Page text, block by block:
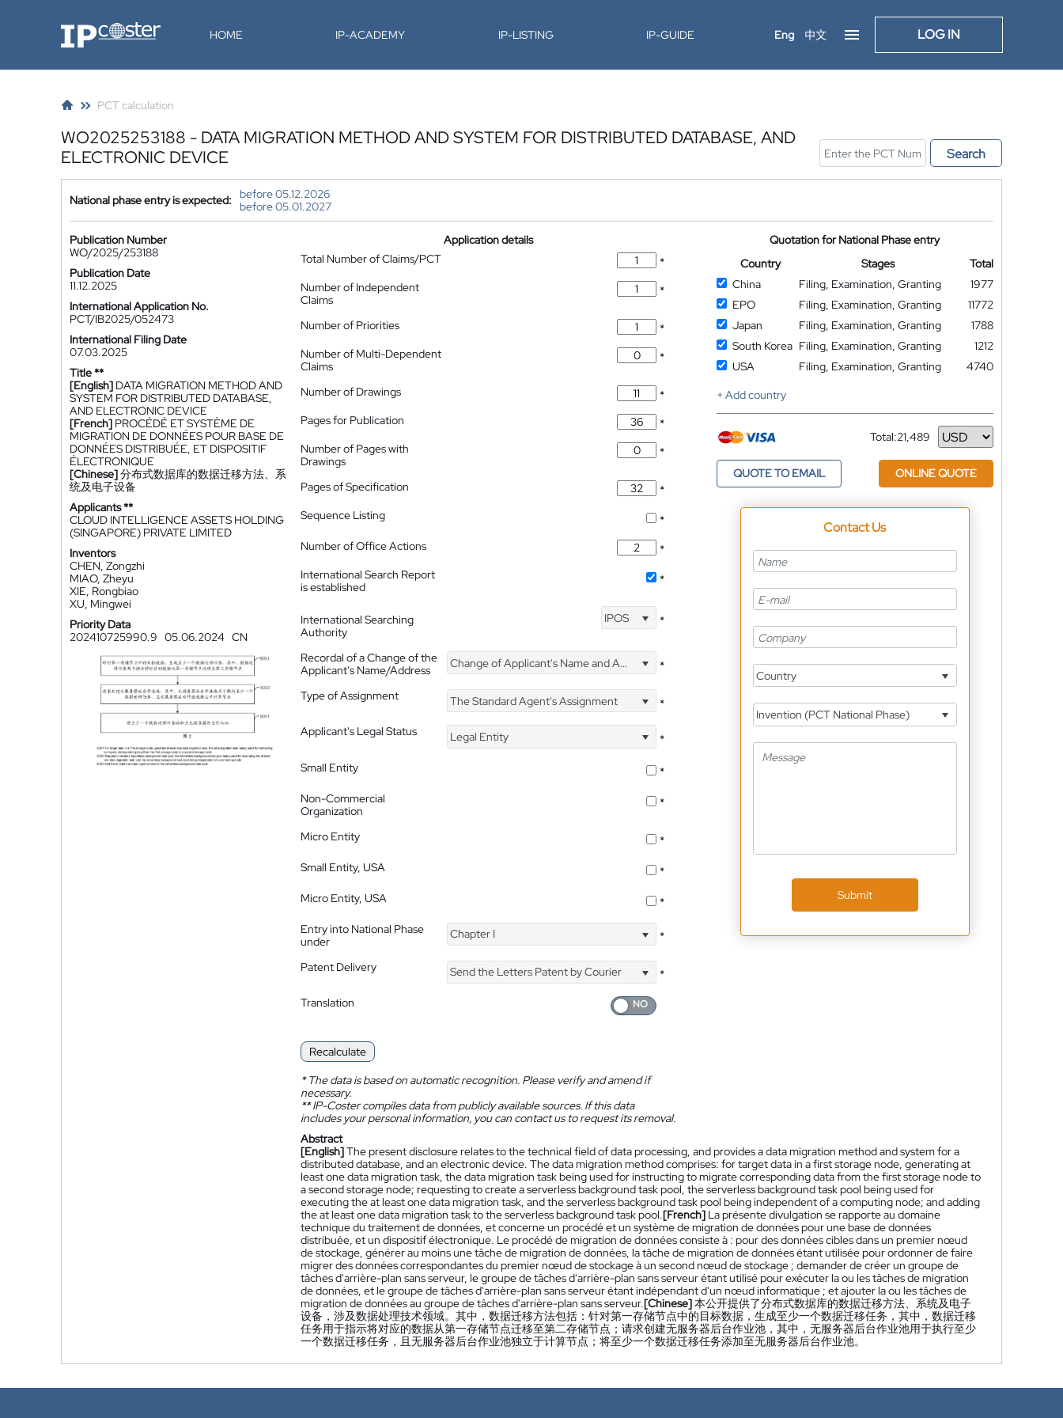
IP-Coster HOME IP-ACADEMY IP-LISTING IP-GUIDE Eng 中文 LOG IN
PCT calculation
WO2025253188 - DATA MIGRATION METHOD AND SYSTEM FOR DISTRIBUTED DATABASE, AND
ELECTRONIC DEVICE
Search
National phase entry is expected:
before 05.12.2026
before 05.01.2027
Publication Number
WO/2025/253188
Publication Date
11.12.2025
International Application No.
PCT/IB2025/052473
International Filing Date
07.03.2025
Title **
[English] DATA MIGRATION METHOD AND
SYSTEM FOR DISTRIBUTED DATABASE,
AND ELECTRONIC DEVICE
[French] PROCÉDÉ ET SYSTÈME DE
MIGRATION DE DONNÉES POUR BASE DE
DONNÉES DISTRIBUÉE, ET DISPOSITIF
ÉLECTRONIQUE
[Chinese]分布式数据库的数据迁移方法、系
统及电子设备
Applicants **
CLOUD INTELLIGENCE ASSETS HOLDING
(SINGAPORE) PRIVATE LIMITED
Inventors
CHEN, Zongzhi
MIAO, Zheyu
XIE, Rongbiao
XU, Mingwei
Priority Data
202410725990.9 05.06.2024 CN
Application details
Total Number of Claims/PCT
*
Number of Independent
Claims
*
Number of Priorities
*
Number of Multi-Dependent
Claims
*
Number of Drawings
*
Pages for Publication
*
Number of Pages with
Drawings
*
Pages of Specification
*
Sequence Listing
*
Number of Office Actions
*
International Search Report
is established
*
International Searching
Authority
IPOS *
Recordal of a Change of the
Applicant's Name/Address
Change of Applicant's Name and Address *
Type of Assignment The Standard Agent's Assignment
*
Applicant's Legal Status
Legal Entity
*
Small Entity
*
Non-Commercial
Organization
*
Micro Entity
*
Small Entity, USA
*
Micro Entity, USA
*
Entry into National Phase
under
Chapter I *
Patent Delivery Send the Letters Patent by Courier
*
Translation
Recalculate
*The data is based on automatic recognition. Please verify and amend if
necessary.
**IP-Coster compiles data from publicly available sources. If this data
includes your personal information, you can contact us to request its removal.
Quotation for National Phase entry
Country
Stages
Total
China
Filing, Examination, Granting
1977
EPO
Filing, Examination, Granting
11772
Japan
Filing, Examination, Granting
1788
South Korea Filing, Examination, Granting
1212
USA
Filing, Examination, Granting
4740
+ Add country
Total:21,489
Currency
QUOTE TO EMAIL ONLINE QUOTE
Contact Us
Country
Invention (PCT National Phase)
Submit
Abstract
[English]The present disclosure relates to the technical field of data processing, and provides a data migration method and system for a
distributed database, and an electronic device. The data migration method comprises: for target data in a first storage node, generating at
least one data migration task, the data migration task being used for instructing to migrate corresponding data from the first storage node to
a second storage node; requesting to create a serverless background task pool, the serverless background task pool being used for
executing the at least one data migration task, and the serverless background task pool being independent of a computing node; and adding
the at least one data migration task to the serverless background task pool.[French] La présente divulgation se rapporte au domaine
technique du traitement de données, et concerne un procédé et un système de migration de données pour une base de données
distribuée, et un dispositif électronique. Le procédé de migration de données consiste à : pour des données cibles dans un premier nœud
de stockage, générer au moins une tâche de migration de données, la tâche de migration de données étant utilisée pour ordonner de faire
migrer des données correspondantes du premier nœud de stockage à un second nœud de stockage ; demander de créer un groupe de
tâches d'arrière-plan sans serveur, le groupe de tâches d'arrière-plan sans serveur étant utilisé pour exécuter la ou les tâches de migration
de données, et le groupe de tâches d'arrière-plan sans serveur étant indépendant d'un nœud informatique ; et ajouter la ou les tâches de
migration de données au groupe de tâches d'arrière-plan sans serveur.[Chinese]本公开提供了分布式数据库的数据迁移方法、系统及电子
设备，涉及数据处理技术领域。其中，数据迁移方法包括：针对第一存储节点中的目标数据，生成至少一个数据迁移任务，其中，数据迁移
任务用于指示将对应的数据从第一存储节点迁移至第二存储节点；请求创建无服务器后台作业池，其中，无服务器后台作业池用于执行至少
一个数据迁移任务，且无服务器后台作业池独立于计算节点；将至少一个数据迁移任务添加至无服务器后台作业池。